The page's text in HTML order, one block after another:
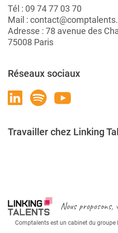
Tél : 09 74 77 03 70
Mail :
Adresse : 78 avenue des
75008 Paris
Réseaux sociaux
Travailler chez Linking
Nous proposons,
Comptalents est un cabinet du groupe